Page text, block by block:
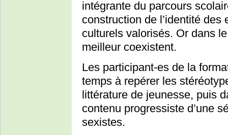
intégrante du parcours
construction de l’identité
culturels valorisés. Or dans
meilleur coexistent.
Les participant-es de la
temps à repérer les
littérature de jeunesse, puis
contenu progressiste d’une
sexistes.